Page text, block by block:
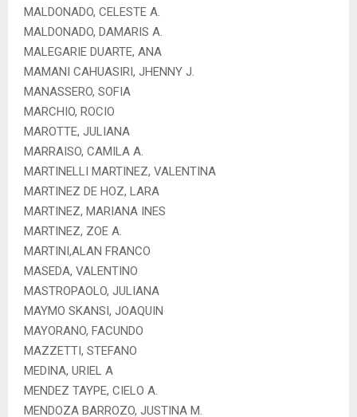
MALDONADO, CELESTE A.
MALDONADO, DAMARIS A.
MALEGARIE DUARTE, ANA
MAMANI CAHUASIRI, JHENNY J.
MANASSERO, SOFIA
MARCHIO, ROCIO
MAROTTE, JULIANA
MARRAISO, CAMILA A.
MARTINELLI MARTINEZ, VALENTINA
MARTINEZ DE HOZ, LARA
MARTINEZ, MARIANA INES
MARTINEZ, ZOE A.
MARTINI,ALAN FRANCO
MASEDA, VALENTINO
MASTROPAOLO, JULIANA
MAYMO SKANSI, JOAQUIN
MAYORANO, FACUNDO
MAZZETTI, STEFANO
MEDINA, URIEL A
MENDEZ TAYPE, CIELO A.
MENDOZA BARROZO, JUSTINA M.